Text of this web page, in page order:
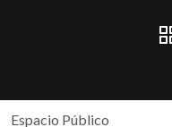
Espacio Público